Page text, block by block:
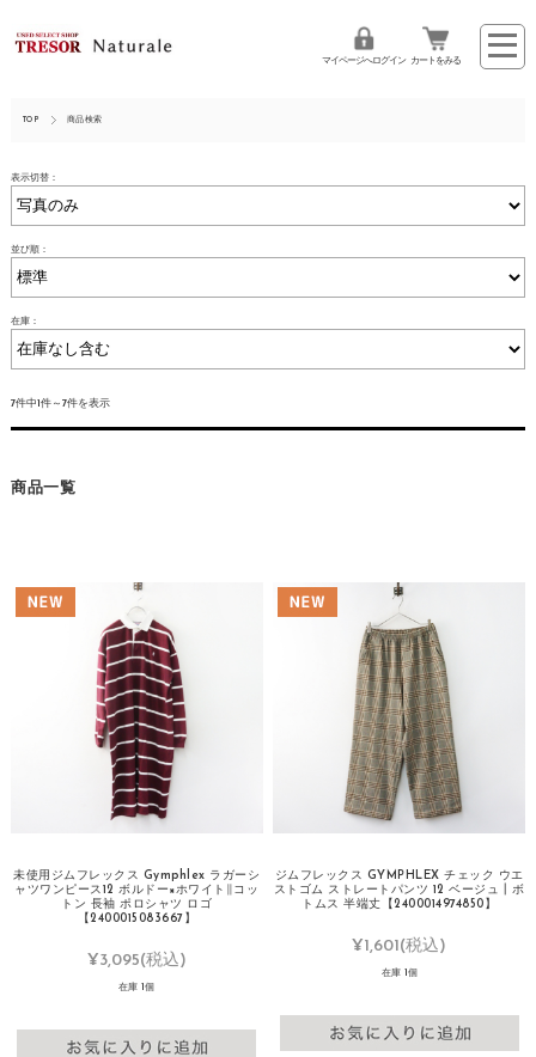
マイページへログイン カートをみる
TOP 商品検索
表示切替：
並び順：
在庫：
7件中1件～7件を表示
商品一覧
未使用ジムフレックス Gymphlex ラガーシ
ャツワンピース12 ボルドー×ホワイト∥コッ
トン 長袖 ポロシャツ ロゴ
【2400015083667】
¥3,095(税込)
在庫 1個
ジムフレックス GYMPHLEX チェック ウエ
ストゴム ストレートパンツ 12 ベージュ┃ボ
トムス 半端丈【2400014974850】
¥1,601(税込)
在庫 1個